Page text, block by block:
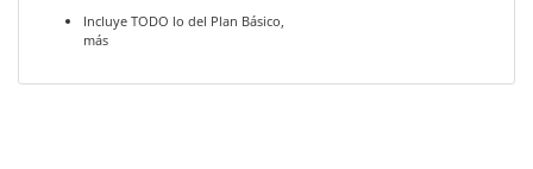
Incluye TODO lo del Plan Básico,
más